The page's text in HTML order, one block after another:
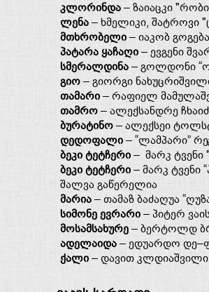
კლორინდა – ზაიაცკი
ლენა – ხმელიკი, შატროვი
მთხრობელი – იაკობ
პატარა ყაჩაღი – ევგენი
სმერალდინა – გოლდონი
გიო – გიორგი
თამარი – რაფიელ
თამრო – ალექსანდრე
ბურატინო – ალექსეი
დედოფალი – “ლამპარი”
ბეკი ტეტჩერი – მარკ ტვენი
ბეკი ტეტჩერი – მარკ ტვენი
შალვა გაწერელია
მარია – თამაზ ბაძაღუა
სიმონე ევრარი – პიტერ
მოსამსახურე – ბერტოლდ
ადელაიდა – ედუარდო
ქალი – დავით კლდიაშვილი